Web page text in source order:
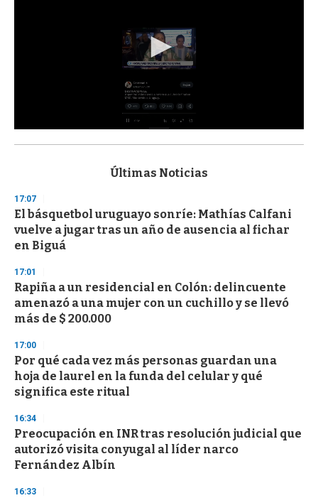
s
d
s
o
f
3
s
e
c
o
n
Últimas Noticias
17:07
El básquetbol uruguayo sonríe: Mathías Calfani
vuelve a jugar tras un año de ausencia al fichar
en Biguá
17:01
Rapiña a un residencial en Colón: delincuente
amenazó a una mujer con un cuchillo y se llevó
más de $ 200.000
17:00
Por qué cada vez más personas guardan una
hoja de laurel en la funda del celular y qué
significa este ritual
16:34
Preocupación en INR tras resolución judicial que
autorizó visita conyugal al líder narco
Fernández Albín
16:33